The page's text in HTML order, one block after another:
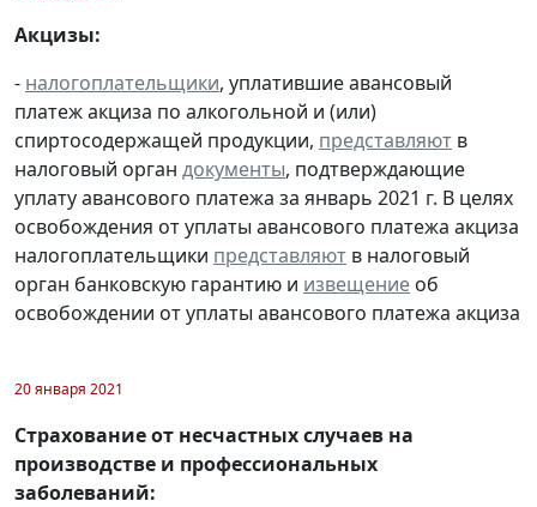
Акцизы:
- налогоплательщики, уплатившие авансовый
платеж акциза по алкогольной и (или)
спиртосодержащей продукции, представляют в
налоговый орган документы, подтверждающие
уплату авансового платежа за январь 2021 г. В целях
освобождения от уплаты авансового платежа акциза
налогоплательщики представляют в налоговый
орган банковскую гарантию и извещение об
освобождении от уплаты авансового платежа акциза
20 января 2021
Страхование от несчастных случаев на
производстве и профессиональных
заболеваний: